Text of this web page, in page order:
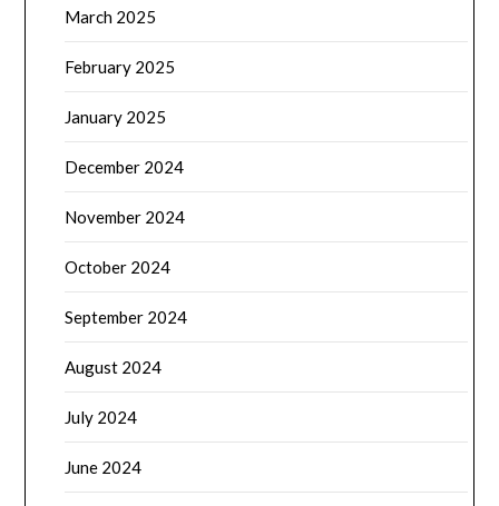
March 2025
February 2025
January 2025
December 2024
November 2024
October 2024
September 2024
August 2024
July 2024
June 2024